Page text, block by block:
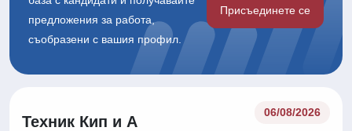
предложения за работа,
съобразени с вашия профил.
Присъединете се
Техник Кип и А
06/08/2026